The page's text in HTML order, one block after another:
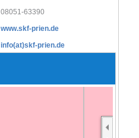
08051-63390
www.skf-prien.de
info(at)skf-prien.de